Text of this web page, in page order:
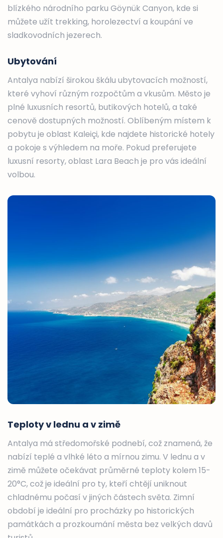
blízkého národního parku Göynük Canyon, kde si
můžete užít trekking, horolezectví a koupání ve
sladkovodních jezerech.
Ubytování
Antalya nabízí širokou škálu ubytovacích možností,
které vyhoví různým rozpočtům a vkusům. Město je
plné luxusních resortů, butikových hotelů, a také
cenově dostupných možností. Oblíbeným místem k
pobytu je oblast Kaleiçi, kde najdete historické hotely
a pokoje s výhledem na moře. Pokud preferujete
luxusní resorty, oblast Lara Beach je pro vás ideální
volbou.
Teploty v lednu a v zimě
Antalya má středomořské podnebí, což znamená, že
nabízí teplé a vlhké léto a mírnou zimu. V lednu a v
zimě můžete očekávat průměrné teploty kolem 15-
20°C, což je ideální pro ty, kteří chtějí uniknout
chladnému počasí v jiných částech světa. Zimní
období je ideální pro procházky po historických
památkách a prozkoumání města bez velkých davů